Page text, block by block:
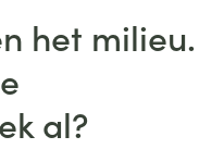
het milieu.
al?